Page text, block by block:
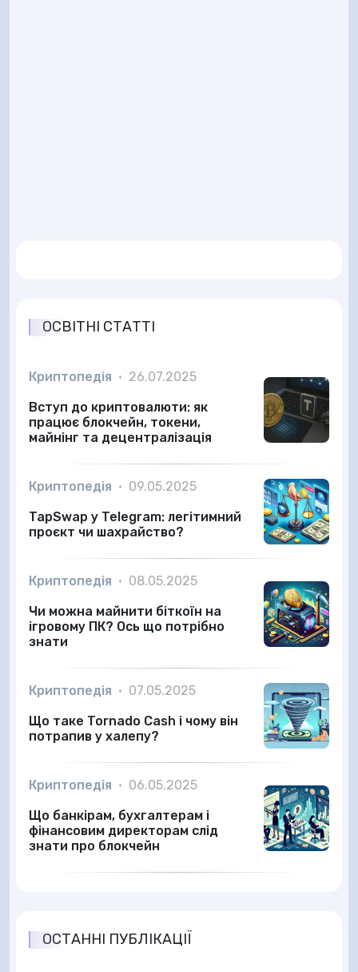
ОСВІТНІ СТАТТІ
Криптопедія • 26.07.2025
Вступ до криптовалюти: як
працює блокчейн, токени,
майнінг та децентралізація
Криптопедія • 09.05.2025
TapSwap у Telegram: легітимний
проєкт чи шахрайство?
Криптопедія • 08.05.2025
Чи можна майнити біткоїн на
ігровому ПК? Ось що потрібно
знати
Криптопедія • 07.05.2025
Що таке Tornado Cash і чому він
потрапив у халепу?
Криптопедія • 06.05.2025
Що банкірам, бухгалтерам і
фінансовим директорам слід
знати про блокчейн
ОСТАННІ ПУБЛІКАЦІЇ